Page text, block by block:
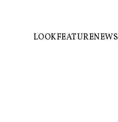
LOOKFEATURENEWS